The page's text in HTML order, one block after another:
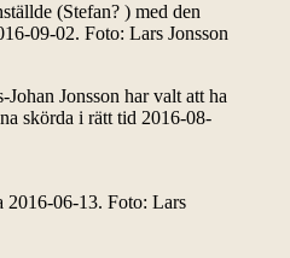
(Stefan? ) med den
09-02. Foto: Lars Jonsson
Jonsson har valt att ha
skörda i rätt tid 2016-08-
2016-06-13. Foto: Lars